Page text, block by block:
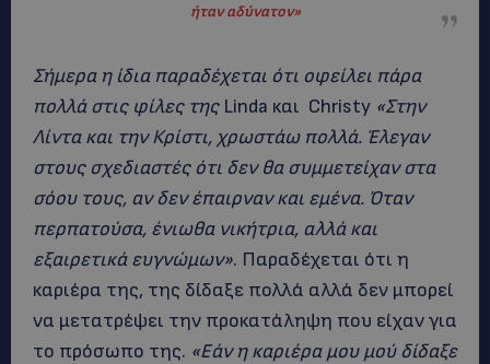
ήταν αδύνατον»
Σήμερα η ίδια παραδέχεται ότι οφείλει πάρα
πολλά στις φίλες τηςLinda και Christy «Στην
Λίντα και την Κρίστι, χρωστάω πολλά. Έλεγαν
στους σχεδιαστές ότι δεν θα συμμετείχαν στα
σόου τους, αν δεν έπαιρναν και εμένα. Όταν
περπατούσα, ένιωθα νικήτρια, αλλά και
εξαιρετικά ευγνώμων». Παραδέχεται ότι η
καριέρα της, της δίδαξε πολλά αλλά δεν μπορεί
να μετατρέψει την προκατάληψη που είχαν για
το πρόσωπο της. «Εάν η καριέρα μου μού δίδαξε